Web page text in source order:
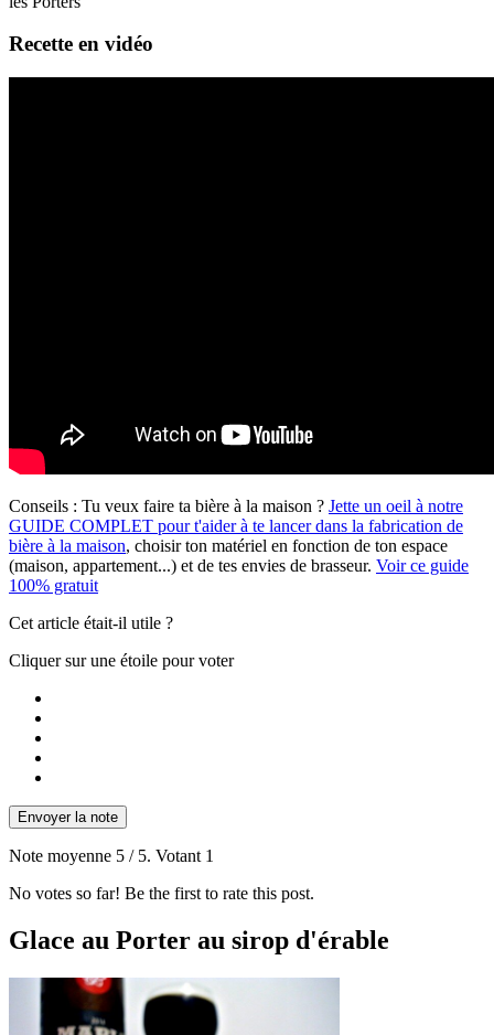
Recette en vidéo
Conseils : Tu veux faire ta bière à la maison ? Jette un oeil à notre
GUIDE COMPLET pour t'aider à te lancer dans la fabrication de
bière à la maison, choisir ton matériel en fonction de ton espace
(maison, appartement...) et de tes envies de brasseur. Voir ce guide
100% gratuit
Cet article était-il utile ?
Cliquer sur une étoile pour voter
Envoyer la note
Note moyenne 5 / 5. Votant 1
No votes so far! Be the first to rate this post.
Glace au Porter au sirop d'érable